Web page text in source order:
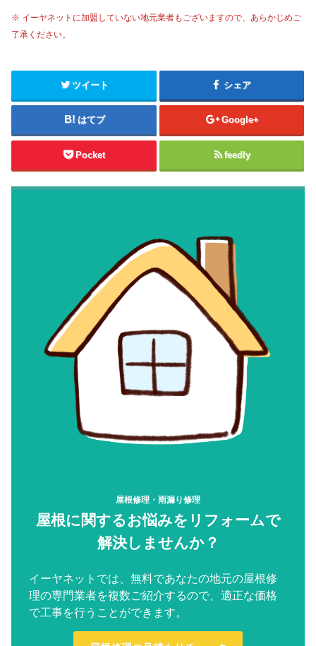
※ イーヤネットに加盟していない地元業者もございますので、あらかじめご
了承ください。
ツイート シェア
はてブ Google+
Pocket feedly
屋根修理・雨漏り修理
屋根に関するお悩みをリフォームで
解決しませんか？
イーヤネットでは、無料であなたの地元の屋根修
理の専門業者を複数ご紹介するので、適正な価格
で工事を行うことができます。